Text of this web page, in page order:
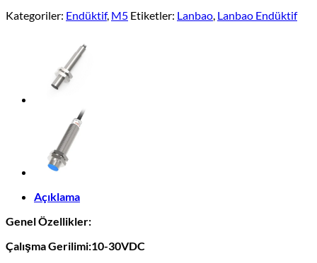
Kategoriler: Endüktif, M5 Etiketler: Lanbao, Lanbao Endüktif
Açıklama
Genel Özellikler:
Çalışma Gerilimi:10-30VDC